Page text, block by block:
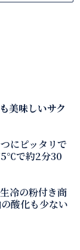
美味しいサク
にピッタリで
で約2分30
冷の粉付き商
酸化も少ない